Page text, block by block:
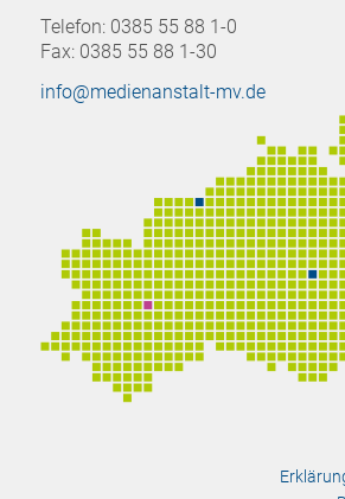
Telefon: 0385 55 88 1-0
Fax: 0385 55 88 1-30
info@medienanstalt-mv.de